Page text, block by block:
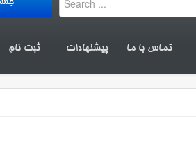
تماس با ما پیشنهادات ثبت نام